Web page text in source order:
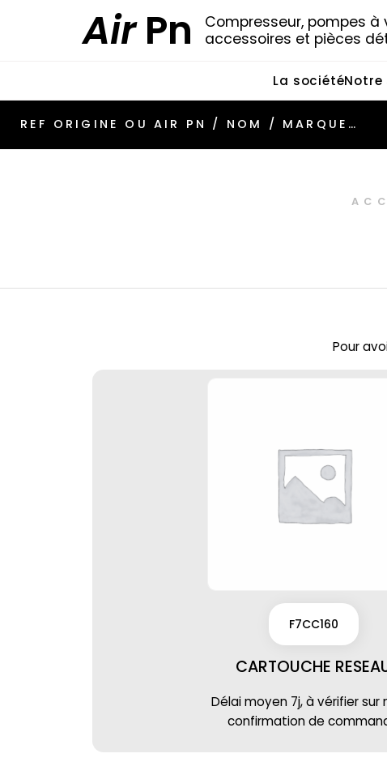
AirPn
Compresseur, pompes à
accessoires et pièces
La société
Pour
F7CC160
CARTOUCHE
Délai moyen 7j, à vérifier sur
confirmation de